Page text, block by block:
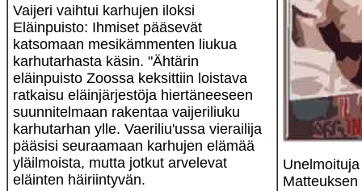
Vaijeri vaihtui karhujen iloksi
Eläinpuisto: Ihmiset pääsevät
katsomaan mesikämmenten liukua
karhutarhasta käsin. "Ähtärin
eläinpuisto Zoossa keksittiin loistava
ratkaisu eläinjärjestöja hiertäneeseen
suunnitelmaan rakentaa vaijeriliuku
karhutarhan ylle. Vaeriliu'ussa vierailija
pääsisi seuraamaan karhujen elämää
yläilmoista, mutta jotkut arvelevat
eläinten häiriintyvän.